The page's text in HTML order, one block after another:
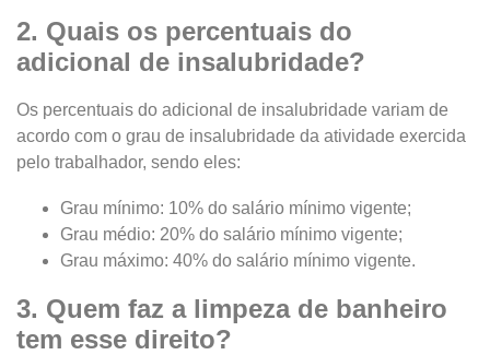
2. Quais os percentuais do
adicional de insalubridade?
Os percentuais do adicional de insalubridade variam de
acordo com o grau de insalubridade da atividade exercida
pelo trabalhador, sendo eles:
Grau mínimo: 10% do salário mínimo vigente;
Grau médio: 20% do salário mínimo vigente;
Grau máximo: 40% do salário mínimo vigente.
3. Quem faz a limpeza de banheiro
tem esse direito?